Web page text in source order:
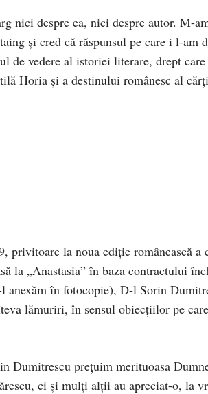
nici despre ea, nici despre autor. M-
şi cred că răspunsul pe care i l-am
de vedere al istoriei literare, drept
Horia şi a destinului românesc al
privitoare la noua ediţie românească a
la „Anastasia” în baza contractului
anexăm în fotocopie), D-l Sorin
lămuriri, în sensul obiecţiilor pe
preţuim merituoasa
ci şi mulţi alţii au apreciat-o, la